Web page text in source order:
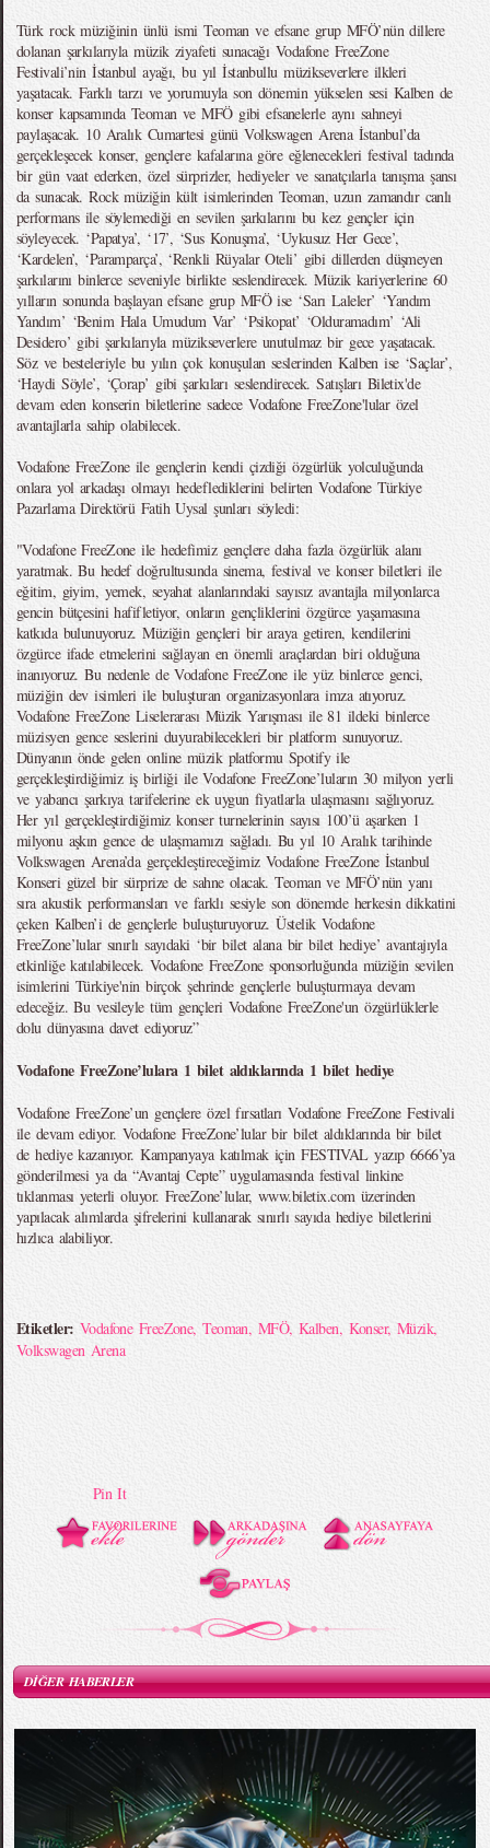
Türk rock müziğinin ünlü ismi Teoman ve efsane grup MFÖ’nün dillere
dolanan şarkılarıyla müzik ziyafeti sunacağı Vodafone FreeZone
Festivali’nin İstanbul ayağı, bu yıl İstanbullu müzikseverlere ilkleri
yaşatacak. Farklı tarzı ve yorumuyla son dönemin yükselen sesi Kalben de
konser kapsamında Teoman ve MFÖ gibi efsanelerle aynı sahneyi
paylaşacak. 10 Aralık Cumartesi günü Volkswagen Arena İstanbul’da
gerçekleşecek konser, gençlere kafalarına göre eğlenecekleri festival tadında
bir gün vaat ederken, özel sürprizler, hediyeler ve sanatçılarla tanışma şansı
da sunacak. Rock müziğin kült isimlerinden Teoman, uzun zamandır canlı
performans ile söylemediği en sevilen şarkılarını bu kez gençler için
söyleyecek. ‘Papatya’, ‘17’, ‘Sus Konuşma’, ‘Uykusuz Her Gece’,
‘Kardelen’, ‘Paramparça’, ‘Renkli Rüyalar Oteli’ gibi dillerden düşmeyen
şarkılarını binlerce seveniyle birlikte seslendirecek. Müzik kariyerlerine 60
yılların sonunda başlayan efsane grup MFÖ ise ‘Sarı Laleler’ ‘Yandım
Yandım’ ‘Benim Hala Umudum Var’ ‘Psikopat’ ‘Olduramadım’ ‘Ali
Desidero’ gibi şarkılarıyla müzikseverlere unutulmaz bir gece yaşatacak.
Söz ve besteleriyle bu yılın çok konuşulan seslerinden Kalben ise ‘Saçlar’,
‘Haydi Söyle’, ‘Çorap’ gibi şarkıları seslendirecek. Satışları Biletix'de
devam eden konserin biletlerine sadece Vodafone FreeZone'lular özel
avantajlarla sahip olabilecek.
Vodafone FreeZone ile gençlerin kendi çizdiği özgürlük yolculuğunda
onlara yol arkadaşı olmayı hedeflediklerini belirten Vodafone Türkiye
Pazarlama Direktörü Fatih Uysal şunları söyledi:
"Vodafone FreeZone ile hedefimiz gençlere daha fazla özgürlük alanı
yaratmak. Bu hedef doğrultusunda sinema, festival ve konser biletleri ile
eğitim, giyim, yemek, seyahat alanlarındaki sayısız avantajla milyonlarca
gencin bütçesini hafifletiyor, onların gençliklerini özgürce yaşamasına
katkıda bulunuyoruz. Müziğin gençleri bir araya getiren, kendilerini
özgürce ifade etmelerini sağlayan en önemli araçlardan biri olduğuna
inanıyoruz. Bu nedenle de Vodafone FreeZone ile yüz binlerce genci,
müziğin dev isimleri ile buluşturan organizasyonlara imza atıyoruz.
Vodafone FreeZone Liselerarası Müzik Yarışması ile 81 ildeki binlerce
müzisyen gence seslerini duyurabilecekleri bir platform sunuyoruz.
Dünyanın önde gelen online müzik platformu Spotify ile
gerçekleştirdiğimiz iş birliği ile Vodafone FreeZone’luların 30 milyon yerli
ve yabancı şarkıya tarifelerine ek uygun fiyatlarla ulaşmasını sağlıyoruz.
Her yıl gerçekleştirdiğimiz konser turnelerinin sayısı 100’ü aşarken 1
milyonu aşkın gence de ulaşmamızı sağladı. Bu yıl 10 Aralık tarihinde
Volkswagen Arena’da gerçekleştireceğimiz Vodafone FreeZone İstanbul
Konseri güzel bir sürprize de sahne olacak. Teoman ve MFÖ’nün yanı
sıra akustik performansları ve farklı sesiyle son dönemde herkesin dikkatini
çeken Kalben’i de gençlerle buluşturuyoruz. Üstelik Vodafone
FreeZone’lular sınırlı sayıdaki ‘bir bilet alana bir bilet hediye’ avantajıyla
etkinliğe katılabilecek. Vodafone FreeZone sponsorluğunda müziğin sevilen
isimlerini Türkiye'nin birçok şehrinde gençlerle buluşturmaya devam
edeceğiz. Bu vesileyle tüm gençleri Vodafone FreeZone'un özgürlüklerle
dolu dünyasına davet ediyoruz”
Vodafone FreeZone’lulara 1 bilet aldıklarında 1 bilet hediye
Vodafone FreeZone’un gençlere özel fırsatları Vodafone FreeZone Festivali
ile devam ediyor. Vodafone FreeZone’lular bir bilet aldıklarında bir bilet
de hediye kazanıyor. Kampanyaya katılmak için FESTIVAL yazıp 6666’ya
gönderilmesi ya da “Avantaj Cepte” uygulamasında festival linkine
tıklanması yeterli oluyor. FreeZone’lular, www.biletix.com üzerinden
yapılacak alımlarda şifrelerini kullanarak sınırlı sayıda hediye biletlerini
hızlıca alabiliyor.
Etiketler: Vodafone FreeZone,Teoman, MFÖ, Kalben, Konser,Müzik,
Volkswagen Arena
Pin It
DİĞER HABERLER